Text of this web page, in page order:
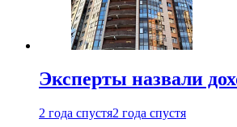
Эксперты назвали
2 года спустя2 года спустя